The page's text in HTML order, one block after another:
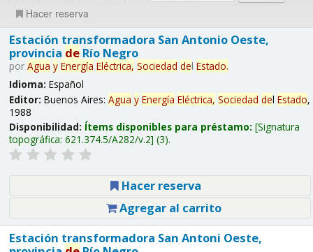
Hacer reserva
Estación transformadora San Antonio Oeste,
provincia deRío Negro
por Agua y Energía Eléctrica, Sociedad del Estado.
Idioma: Español
Editor: Buenos Aires: Agua y Energía Eléctrica, Sociedad del Estado,
1988
Disponibilidad: Ítems disponibles para préstamo: Signatura
topográfica: 621.374.5/A282/v.2 (3).
Hacer reserva
Agregar al carrito
Estación transformadora San Antoni Oeste,